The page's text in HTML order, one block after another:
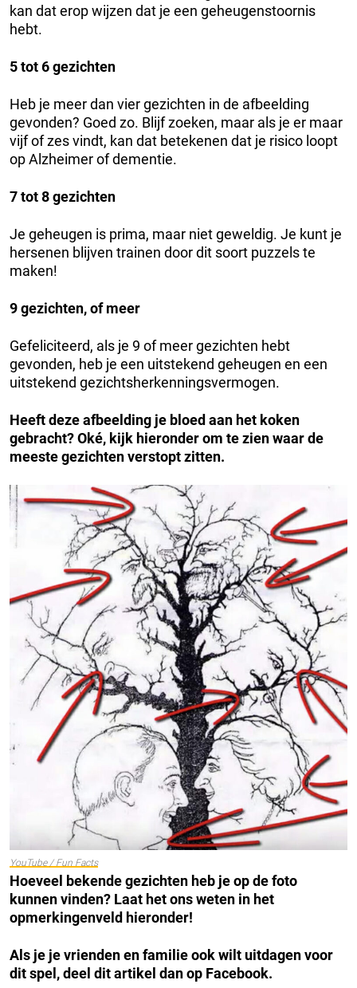
kan dat erop wijzen dat je een geheugenstoornis
hebt.
5 tot 6 gezichten
Heb je meer dan vier gezichten in de afbeelding
gevonden? Goed zo. Blijf zoeken, maar als je er maar
vijf of zes vindt, kan dat betekenen dat je risico loopt
op Alzheimer of dementie.
7 tot 8 gezichten
Je geheugen is prima, maar niet geweldig. Je kunt je
hersenen blijven trainen door dit soort puzzels te
maken!
9 gezichten, of meer
Gefeliciteerd, als je 9 of meer gezichten hebt
gevonden, heb je een uitstekend geheugen en een
uitstekend gezichtsherkenningsvermogen.
Heeft deze afbeelding je bloed aan het koken
gebracht? Oké, kijk hieronder om te zien waar de
meeste gezichten verstopt zitten.
YouTube / Fun Facts
Hoeveel bekende gezichten heb je op de foto
kunnen vinden? Laat het ons weten in het
opmerkingenveld hieronder!
Als je je vrienden en familie ook wilt uitdagen voor
dit spel, deel dit artikel dan op Facebook.